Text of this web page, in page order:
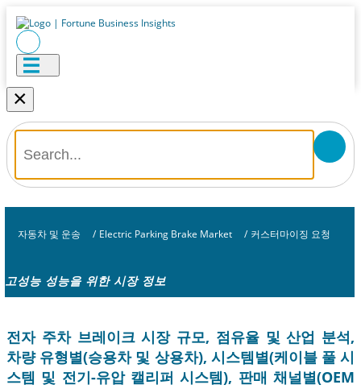
×
자동차 및 운송 / Electric Parking Brake Market / 커스터마이징 요청
고성능 성능을 위한 시장 정보
전자 주차 브레이크 시장 규모, 점유율 및 산업 분석,
차량 유형별(승용차 및 상용차), 시스템별(케이블 풀 시
스템 및 전기-유압 캘리퍼 시스템), 판매 채널별(OEM